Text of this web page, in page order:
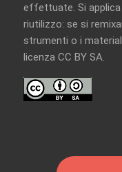
effettuate. Si
riutilizzo: se si
strumenti o i
licenza CC BY SA.